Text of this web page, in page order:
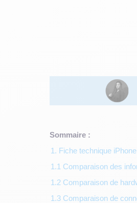
Sommaire :
1. Fiche technique
1.1 Comparaison des
1.2 Comparaison de
1.3 Comparaison de